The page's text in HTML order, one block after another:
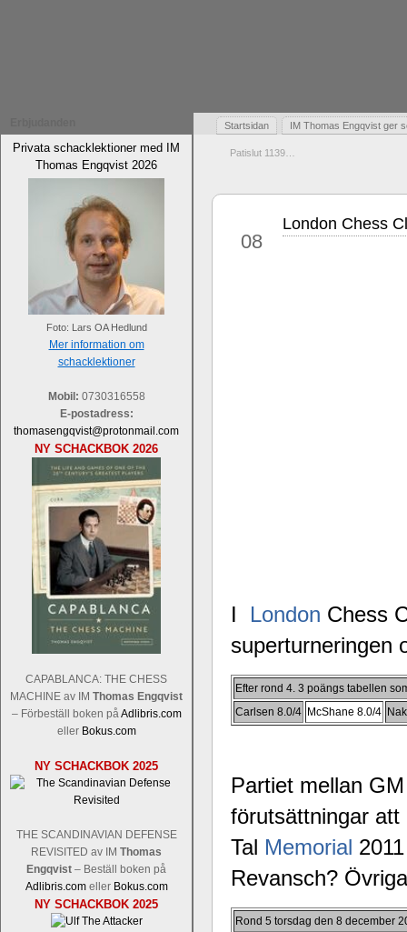
Privata schacklektioner med IM
Thomas Engqvist 2026
Foto: Lars OA Hedlund
Mer information om
schacklektioner
Mobil: 0730316558
E-postadress:
thomasengqvist@protonmail.com
NY SCHACKBOK 2026
CAPABLANCA: THE CHESS
MACHINE av IM Thomas Engqvist
– Förbeställ boken påAdlibris.com
eller Bokus.com
NY SCHACKBOK 2025
THE SCANDINAVIAN DEFENSE
REVISITED av IM Thomas
Engqvist – Beställ boken på
Adlibris.comeller Bokus.com
NY SCHACKBOK 2025
Startsidan IM Thomas Engqvist ger
Patislut 1139…
08
London Chess
I London Chess
superturneringen
Efter rond 4. 3 poängs tabellen
Carlsen 8.0/4 McShane 8.0/4
Partiet mellan
förutsättningar
Tal Memorial
Revansch?
Rond 5 torsdag den 8 december